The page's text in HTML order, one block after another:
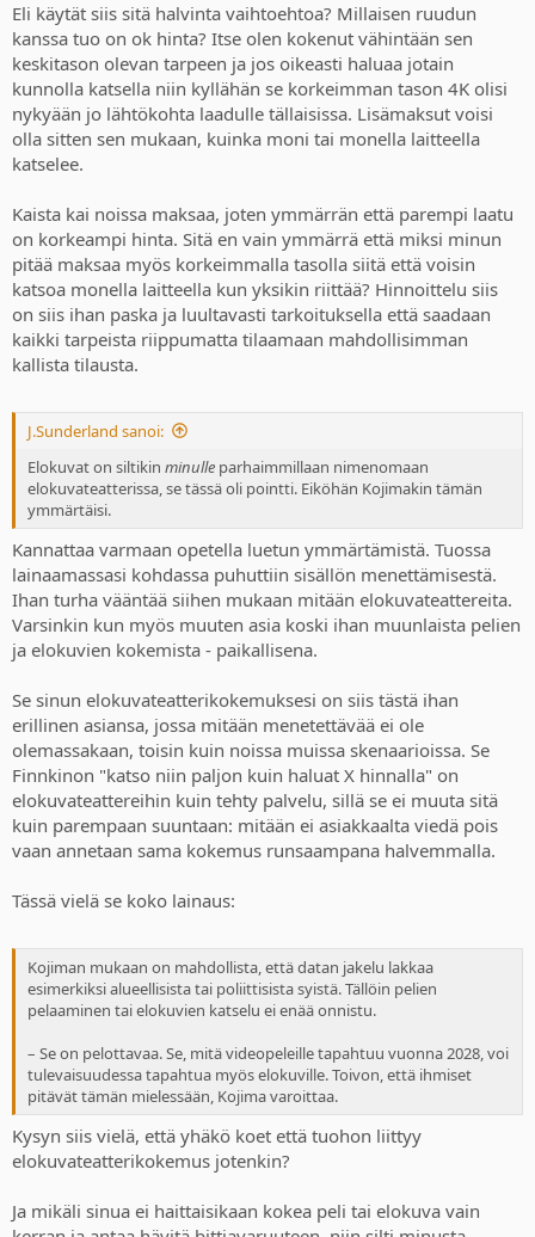
Eli käytät siis sitä halvinta vaihtoehtoa? Millaisen ruudun
kanssa tuo on ok hinta? Itse olen kokenut vähintään sen
keskitason olevan tarpeen ja jos oikeasti haluaa jotain
kunnolla katsella niin kyllähän se korkeimman tason 4K olisi
nykyään jo lähtökohta laadulle tällaisissa. Lisämaksut voisi
olla sitten sen mukaan, kuinka moni tai monella laitteella
katselee.
Kaista kai noissa maksaa, joten ymmärrän että parempi laatu
on korkeampi hinta. Sitä en vain ymmärrä että miksi minun
pitää maksaa myös korkeimmalla tasolla siitä että voisin
katsoa monella laitteella kun yksikin riittää? Hinnoittelu siis
on siis ihan paska ja luultavasti tarkoituksella että saadaan
kaikki tarpeista riippumatta tilaamaan mahdollisimman
kallista tilausta.
J.Sunderland sanoi:
Elokuvat on siltikin minulle parhaimmillaan nimenomaan
elokuvateatterissa, se tässä oli pointti. Eiköhän Kojimakin tämän
ymmärtäisi.
Kannattaa varmaan opetella luetun ymmärtämistä. Tuossa
lainaamassasi kohdassa puhuttiin sisällön menettämisestä.
Ihan turha vääntää siihen mukaan mitään elokuvateattereita.
Varsinkin kun myös muuten asia koski ihan muunlaista pelien
ja elokuvien kokemista - paikallisena.
Se sinun elokuvateatterikokemuksesi on siis tästä ihan
erillinen asiansa, jossa mitään menetettävää ei ole
olemassakaan, toisin kuin noissa muissa skenaarioissa. Se
Finnkinon "katso niin paljon kuin haluat X hinnalla" on
elokuvateattereihin kuin tehty palvelu, sillä se ei muuta sitä
kuin parempaan suuntaan: mitään ei asiakkaalta viedä pois
vaan annetaan sama kokemus runsaampana halvemmalla.
Tässä vielä se koko lainaus:
Kojiman mukaan on mahdollista, että datan jakelu lakkaa
esimerkiksi alueellisista tai poliittisista syistä. Tällöin pelien
pelaaminen tai elokuvien katselu ei enää onnistu.
– Se on pelottavaa. Se, mitä videopeleille tapahtuu vuonna 2028, voi
tulevaisuudessa tapahtua myös elokuville. Toivon, että ihmiset
pitävät tämän mielessään, Kojima varoittaa.
Kysyn siis vielä, että yhäkö koet että tuohon liittyy
elokuvateatterikokemus jotenkin?
Ja mikäli sinua ei haittaisikaan kokea peli tai elokuva vain